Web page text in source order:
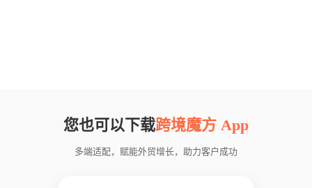
您也可以下载跨境魔方 App
多端适配，赋能外贸增长，助力客户成功